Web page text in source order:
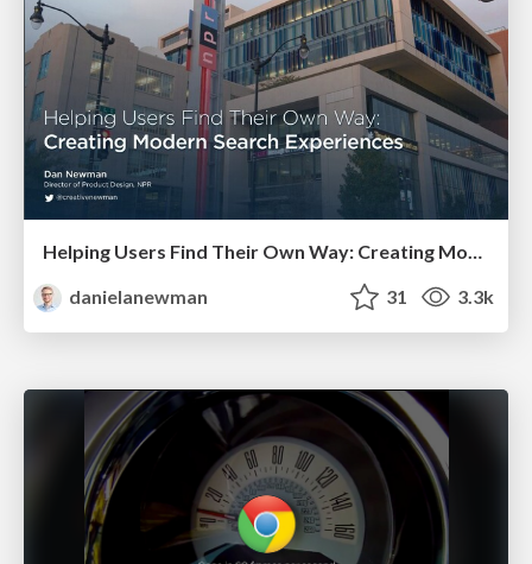
Helping Users Find Their Own Way: Creating Modern Search Experiences
danielanewman
31 3.3k